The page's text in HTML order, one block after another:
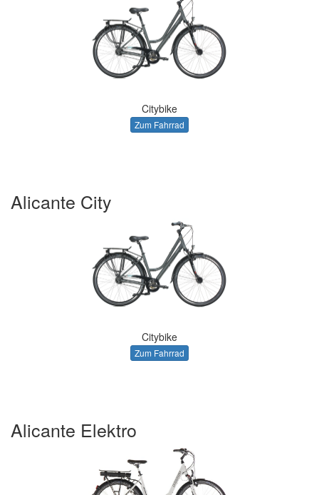
Citybike
Zum Fahrrad
Alicante City
Citybike
Zum Fahrrad
Alicante Elektro